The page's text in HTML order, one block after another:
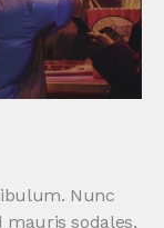
Nunc
mauris sodales,